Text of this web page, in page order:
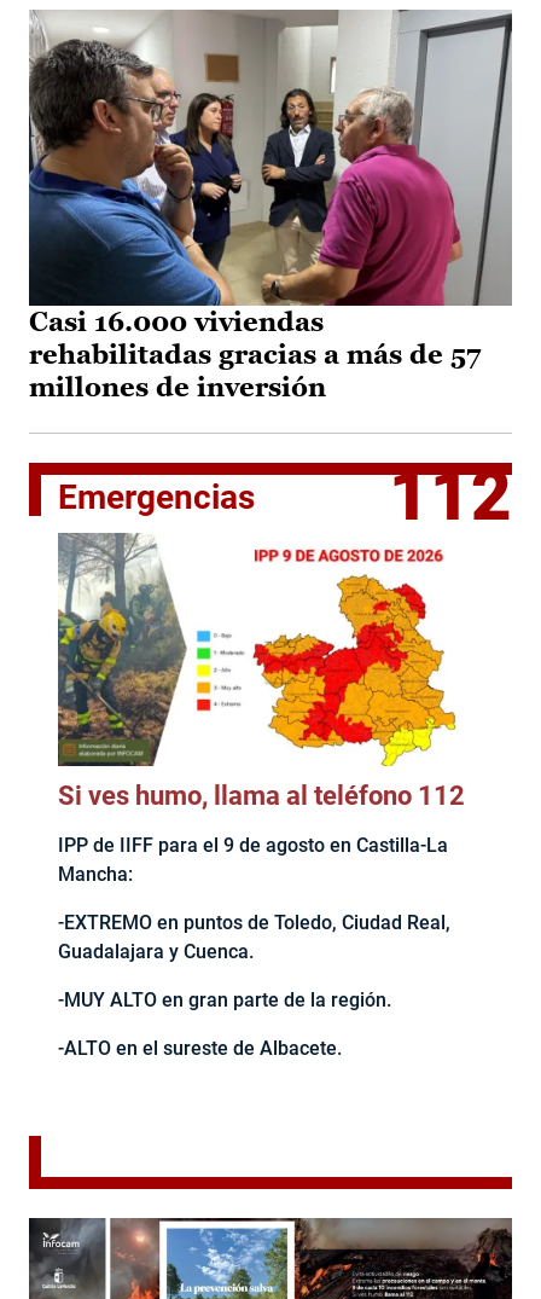
Casi 16.000 viviendas
rehabilitadas gracias a más de 57
millones de inversión
Emergencias 112
Si ves humo, llama al teléfono 112
IPP de IIFF para el 9 de agosto en Castilla-La
Mancha:
-EXTREMO en puntos de Toledo, Ciudad Real,
Guadalajara y Cuenca.
-MUY ALTO en gran parte de la región.
-ALTO en el sureste de Albacete.